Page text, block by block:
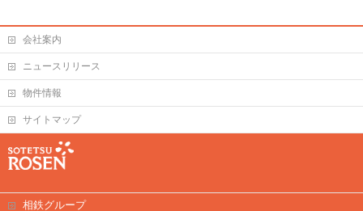
会社案内
ニュースリリース
物件情報
サイトマップ
相鉄グループ